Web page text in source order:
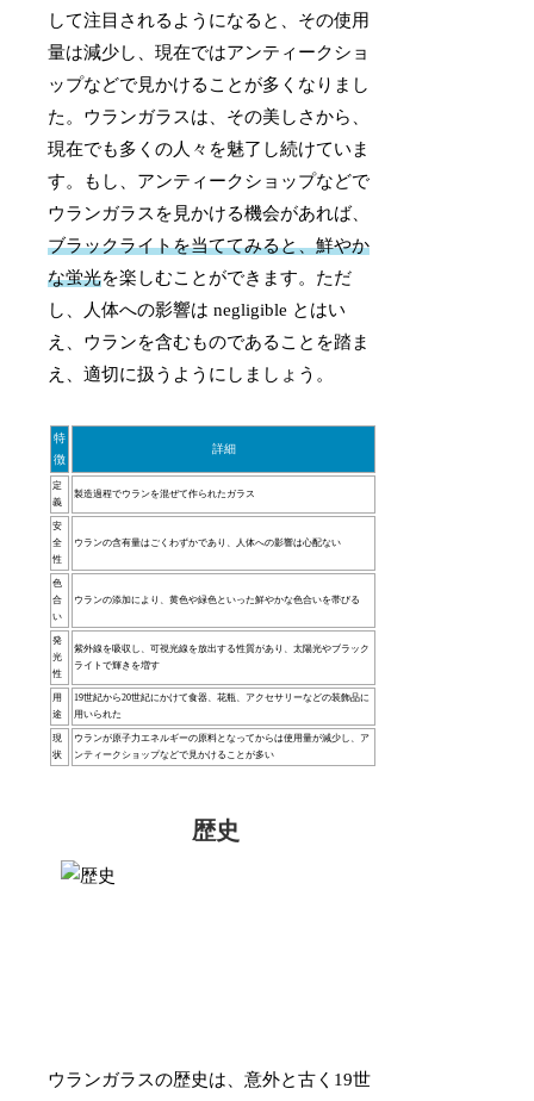
して注目されるようになると、その使用
量は減少し、現在ではアンティークショ
ップなどで見かけることが多くなりまし
た。ウランガラスは、その美しさから、
現在でも多くの人々を魅了し続けていま
す。もし、アンティークショップなどで
ウランガラスを見かける機会があれば、
ブラックライトを当ててみると、鮮やか
な蛍光を楽しむことができます。ただ
し、人体への影響は negligible とはい
え、ウランを含むものであることを踏ま
え、適切に扱うようにしましょう。
特
徴
詳細
定
義
製造過程でウランを混ぜて作られたガラス
安
全
性
ウランの含有量はごくわずかであり、人体への影響は心配ない
色
合
い
ウランの添加により、黄色や緑色といった鮮やかな色合いを帯びる
発
光
性
紫外線を吸収し、可視光線を放出する性質があり、太陽光やブラック
ライトで輝きを増す
用
途
19世紀から20世紀にかけて食器、花瓶、アクセサリーなどの装飾品に
用いられた
現
状
ウランが原子力エネルギーの原料となってからは使用量が減少し、ア
ンティークショップなどで見かけることが多い
歴史
ウランガラスの歴史は、意外と古く19世